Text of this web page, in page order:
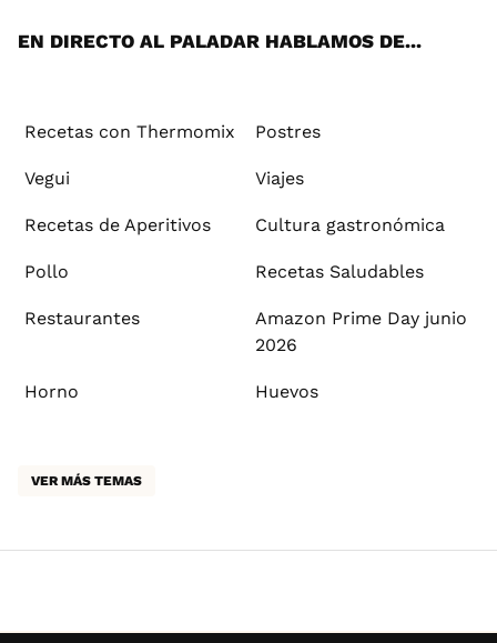
EN DIRECTO AL PALADAR HABLAMOS DE...
Recetas con Thermomix Postres
Vegui Viajes
Recetas de Aperitivos Cultura gastronómica
Pollo Recetas Saludables
Restaurantes
Amazon Prime Day junio
2026
Horno Huevos
VER MÁS TEMAS